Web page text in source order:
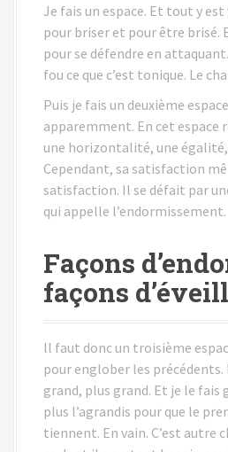
Je fais un espace. Et tout y
pour briser et pour être brisé.
pour se défendre en
fou ce que c’est tonique. Le
Puis je fais un deuxième
apparemment. En cet espace
une horizontalité, une
Cependant, sa satisfaction
satisfaction. Il se défait par
qui appelle l’endormissement.
Façons
façons
ll faut donc un troisième
pour englober les
grand, plus grand. Et je le fais
plus l’agrandis pour que le
tiennent. En vain. C’est autre